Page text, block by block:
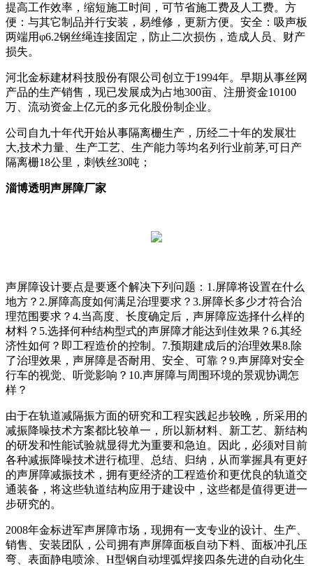
提高工作效率，缩短施工时间，可节省施工费及人工费。方
便：与其它制品并行安装，易维修，更新方便。安全：吸声板
两端用φ6.2钢丝绳连接固定，防止二次损伤，造成人员、财产
损失。
河北金标建材科技股份有限公司创立于1994年。早期从事丝网
产品的生产销售，现已发展成为占地300亩、注册资金10100
万、流动资金上亿元的多元化股份制企业。
公司自九十年代开始从事隔离栅生产，历经二十年的发展壮
大,技术力量、生产工艺、生产能力等均名列行业前茅,可日产
隔离栅18公里，刺铁丝30吨；
淄博透明声屏障厂家
声屏障设计要点是要逐个解决下列问题：1.屏障将设置在什么
地方？2.屏障高度如何满足治理要求？3.屏障长多少才符合治
理范围要求？4.当高度、长度确定后，声屏障应选择什么样的
材料？5.选择何种结构型式的声屏障才能达到佳效果？6.其经
济性如何？即工程造价的控制。7.预期建成后的治理效果8.除
了治理效果，声屏障是否耐用、安全、可靠？9.声屏障对安全
行车的视觉、听觉影响？10.声屏障与周围环境的景观协调怎
样？
由于在轨道减隔振方面的研究和工程实践起步较晚，所采用的
减振降噪技术方案都比较单一，所以新材料、新工艺、新结构
的研发和性能试验就显得尤为重要和急迫。因此，必须对目前
各种减振降噪技术进行梳理、总结、归纳，从而掌握具有更好
的声屏障减振技术，拥有更经济的工程造价和更优良的轨道交
通装备，将这些轨道结构应用于建设中，这些都是值得更进一
步研究的。
2008年金标进军声屏障市场，现拥有一支专业的设计、生产、
销售、安装团队，公司拥有声屏障面板自动下料、面板冲孔压
弯、表面静电喷涂、H型钢自动埋弧焊接四条先进的自动化生